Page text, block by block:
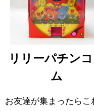
リリーパチン
ム
お友達が集まったらこ